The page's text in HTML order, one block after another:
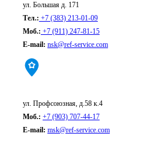
ул. Большая д. 171
Тел.: +7 (383) 213-01-09
Моб.: +7 (911) 247-81-15
E-mail: nsk@ref-service.com
ул. Профсоюзная, д.58 к.4
Моб.: +7 (903) 707-44-17
E-mail: msk@ref-service.com